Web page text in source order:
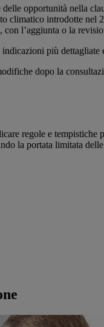
opportunità nella
climatico introdotte nel
l’aggiunta o la
più dettagliate
dopo la
regole e tempistiche
la portata limitata